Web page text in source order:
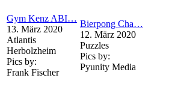
Gym Kenz ABI…
13. März 2020
Atlantis
Herbolzheim
Pics by:
Frank Fischer
Bierpong Cha…
12. März 2020
Puzzles
Pics by:
Pyunity Media